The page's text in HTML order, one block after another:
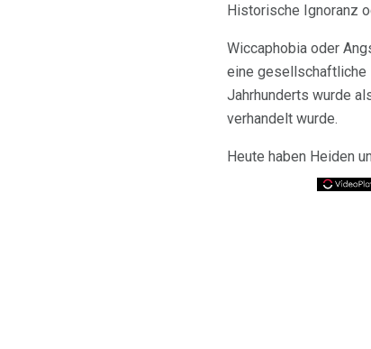
Historische Ignoranz
Wiccaphobia oder
eine gesellschaftliche
Jahrhunderts wurde
verhandelt wurde.
Heute haben Heiden